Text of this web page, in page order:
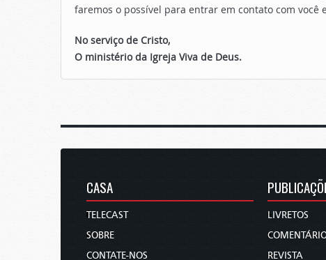
faremos o possível para entrar em contato com você
No serviço de Cristo,
O ministério da Igreja Viva de Deus.
CASA
TELECAST
SOBRE
CONTATE-NOS
LIVRETOS
REVISTA